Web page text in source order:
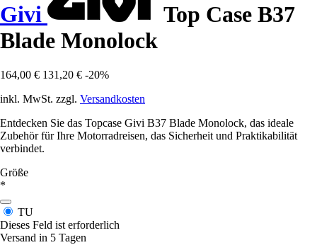
Givi
Top Case B37
Blade Monolock
164,00 € 131,20 € -20%
inkl. MwSt. zzgl. Versandkosten
Entdecken Sie das Topcase Givi B37 Blade Monolock, das ideale
Zubehör für Ihre Motorradreisen, das Sicherheit und Praktikabilität
verbindet.
Größe
*
TU
Dieses Feld ist erforderlich
Versand in 5 Tagen